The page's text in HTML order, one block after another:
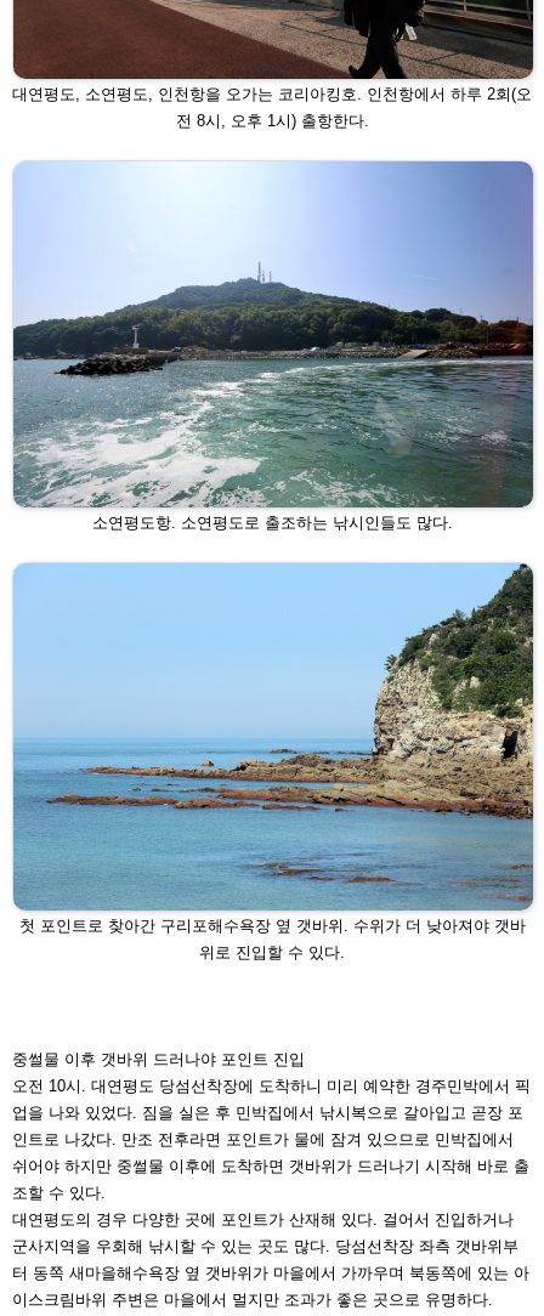
대연평도, 소연평도, 인천항을 오가는 코리아킹호. 인천항에서 하루 2회(오
전 8시, 오후 1시) 출항한다.
소연평도항. 소연평도로 출조하는 낚시인들도 많다.
첫 포인트로 찾아간 구리포해수욕장 옆 갯바위. 수위가 더 낮아져야 갯바
위로 진입할 수 있다.
중썰물 이후 갯바위 드러나야 포인트 진입
오전 10시. 대연평도 당섬선착장에 도착하니 미리 예약한 경주민박에서 픽
업을 나와 있었다. 짐을 실은 후 민박집에서 낚시복으로 갈아입고 곧장 포
인트로 나갔다. 만조 전후라면 포인트가 물에 잠겨 있으므로 민박집에서
쉬어야 하지 만 중썰물 이후에 도착하면 갯바위가 드러나기 시작해 바로 출
조할 수 있다.
대연평도의 경우 다양한 곳에 포인트가 산재해 있다. 걸어서 진입하거나
군사지역을 우회해 낚시할 수 있는 곳도 많다. 당섬선착장 좌측 갯바위부
터 동쪽 새마을해수욕장 옆 갯바위가 마을에서 가까우며 북동쪽에 있는 아
이스크림바위 주변은 마을에서 멀지만 조과가 좋은 곳으로 유명하다.